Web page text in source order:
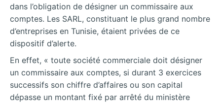
dans l’obligation de désigner un commissaire aux
comptes. Les SARL, constituant le plus grand nombre
d’entreprises en Tunisie, étaient privées de ce
dispositif d’alerte.
En effet, « toute société commerciale doit désigner
un commissaire aux comptes, si durant 3 exercices
successifs son chiffre d’affaires ou son capital
dépasse un montant fixé par arrêté du ministère